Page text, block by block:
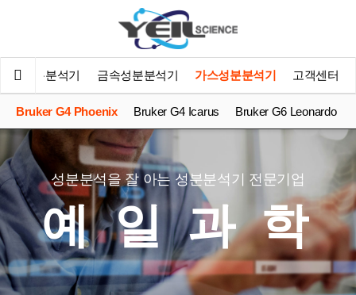
용 성분분석기 금속성분분석기 가스성분분석기 고객센터
Bruker G4 Phoenix Bruker G4 Icarus Bruker G6 Leonardo
성분분석을 잘 아는 성분분석기 전문기업
예 일 과 학